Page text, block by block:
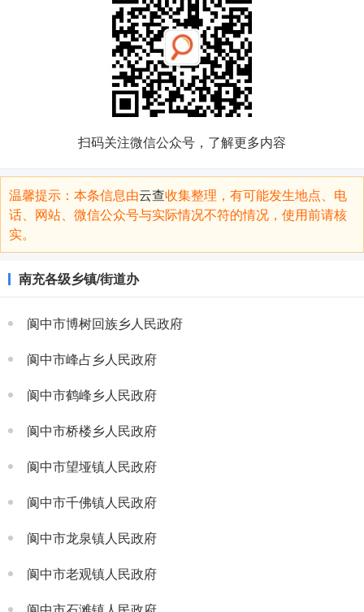
扫码关注微信公众号，了解更多内容
温馨提示：本条信息由云查收集整理，有可能发生地点、电
话、网站、微信公众号与实际情况不符的情况，使用前请核
实。
南充各级乡镇/街道办
阆中市博树回族乡人民政府
阆中市峰占乡人民政府
阆中市鹤峰乡人民政府
阆中市桥楼乡人民政府
阆中市望垭镇人民政府
阆中市千佛镇人民政府
阆中市龙泉镇人民政府
阆中市老观镇人民政府